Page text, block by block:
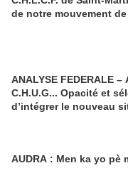
de notre mouvement
ANALYSE FEDERALE –
C.H.U.G... Opacité et
d’intégrer le nouveau
AUDRA : Men ka yo pè